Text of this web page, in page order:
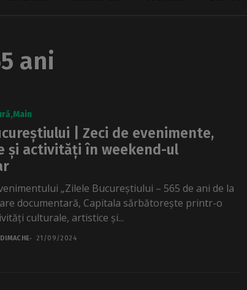
ani
Main
| Zeci de evenimente,
și activități în weekend-ul
„Zilele Bucureștiului – 565 de ani de la
documentară, Capitala sărbătorește printr-o
culturale, artistice și...
21/09/2024